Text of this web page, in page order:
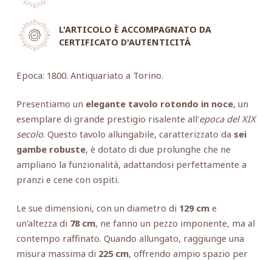
L'ARTICOLO È ACCOMPAGNATO DA
CERTIFICATO D'AUTENTICITÀ
Epoca: 1800. Antiquariato a Torino.
Presentiamo un elegante tavolo rotondo in noce, un
esemplare di grande prestigio risalente all'epoca del XIX
secolo. Questo tavolo allungabile, caratterizzato da sei
gambe robuste, è dotato di due prolunghe che ne
ampliano la funzionalità, adattandosi perfettamente a
pranzi e cene con ospiti.
Le sue dimensioni, con un diametro di 129 cme
un'altezza di 78 cm, ne fanno un pezzo imponente, ma al
contempo raffinato. Quando allungato, raggiunge una
misura massima di 225 cm, offrendo ampio spazio per